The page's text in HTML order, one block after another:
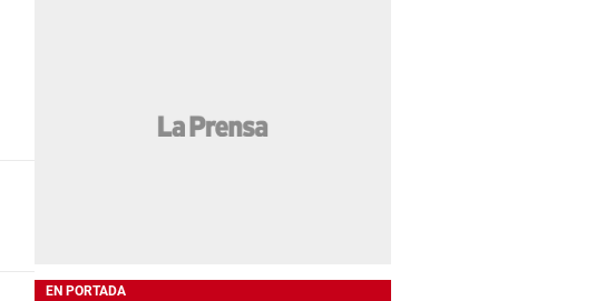
EN PORTADA